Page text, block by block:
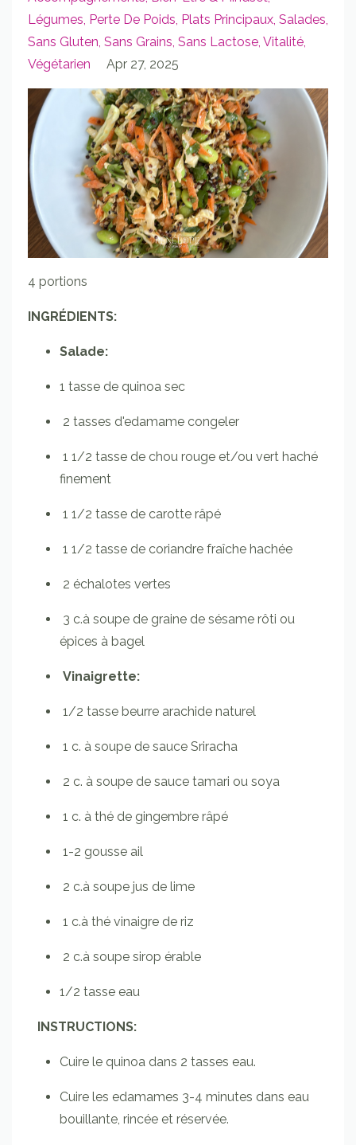
Légumes Perte De Poids Plats Principaux Salades
Sans Gluten Sans Grains Sans Lactose Vitalité
Végétarien
Apr 27, 2025
4 portions
INGRÉDIENTS:
Salade:
1 tasse de quinoa sec
2 tasses d'edamame congeler
1 1/2 tasse de chou rouge et/ou vert haché
finement
1 1/2 tasse de carotte râpé
1 1/2 tasse de coriandre fraîche hachée
2 échalotes vertes
3 c.à soupe de graine de sésame rôti ou
épices à bagel
Vinaigrette:
1/2 tasse beurre arachide naturel
1 c. à soupe de sauce Sriracha
2 c. à soupe de sauce tamari ou soya
1 c. à thé de gingembre râpé
1-2 gousse ail
2 c.à soupe jus de lime
1 c.à thé vinaigre de riz
2 c.à soupe sirop érable
1/2 tasse eau
INSTRUCTIONS:
Cuire le quinoa dans 2 tasses eau.
Cuire les edamames 3-4 minutes dans eau
bouillante, rincée et réservée.